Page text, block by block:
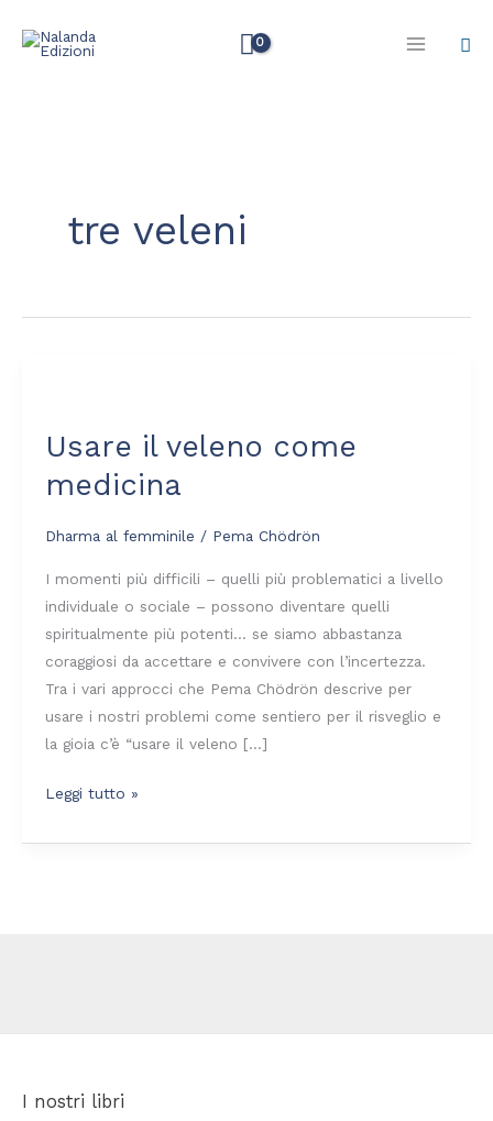
tre veleni
Usare il veleno come
medicina
Dharma al femminile / Pema Chödrön
I momenti più difficili – quelli più problematici a livello
individuale o sociale – possono diventare quelli
spiritualmente più potenti… se siamo abbastanza
coraggiosi da accettare e convivere con l’incertezza.
Tra i vari approcci che Pema Chödrön descrive per
usare i nostri problemi come sentiero per il risveglio e
la gioia c’è “usare il veleno […]
veleno
medicina
Leggi tutto »
I nostri libri